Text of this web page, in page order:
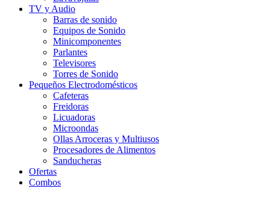
TV y Audio
Barras de sonido
Equipos de Sonido
Minicomponentes
Parlantes
Televisores
Torres de Sonido
Pequeños Electrodomésticos
Cafeteras
Freidoras
Licuadoras
Microondas
Ollas Arroceras y Multiusos
Procesadores de Alimentos
Sanducheras
Ofertas
Combos